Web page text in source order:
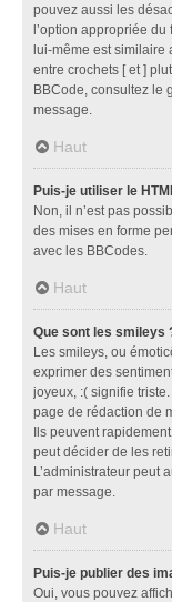
pouvez aussi les
l’option appropriée
lui-même est similaire
entre crochets [ et ]
BBCode, consultez le
message.
Haut
Puis-je utiliser le
Non, il n’est pas
des mises en forme
avec les BBCodes.
Haut
Que sont les smileys
Les smileys, ou
exprimer des
joyeux, :( signifie
page de rédaction de
Ils peuvent
peut décider de les
L’administrateur peut
par message.
Haut
Puis-je publier des
Oui, vous pouvez